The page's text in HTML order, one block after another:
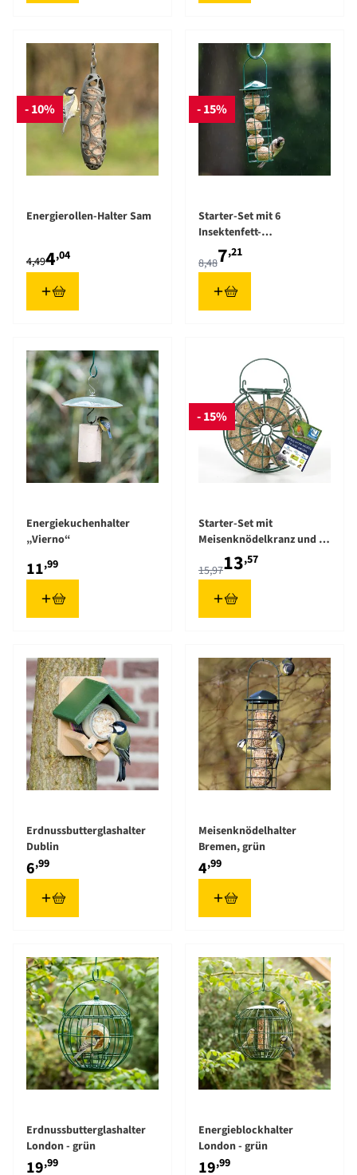
- 10%
Energierollen-Halter Sam
4,04
4,49
- 15%
Starter-Set mit 6
Insektenfett-
Meisenknödeln und Halter
8,487,21
Energiekuchenhalter
„Vierno“
11,99
- 15%
Starter-Set mit
Meisenknödelkranz und 12
Meisenknödeln
15,9713,57
Erdnussbutterglashalter
Dublin
6,99
Meisenknödelhalter
Bremen, grün
4,99
Erdnussbutterglashalter
London - grün
19,99
Energieblockhalter
London - grün
19,99